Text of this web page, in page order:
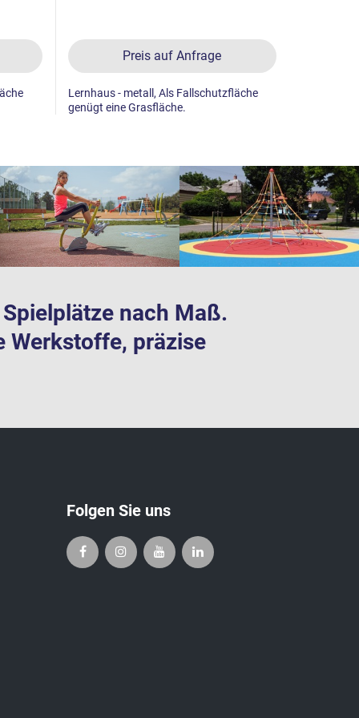
Preis auf Anfrage
Lernhaus - metall, Als Fallschutzfläche
genügt eine Grasfläche.
nach Maß.
Werkstoffe, präzise
Folgen Sie uns